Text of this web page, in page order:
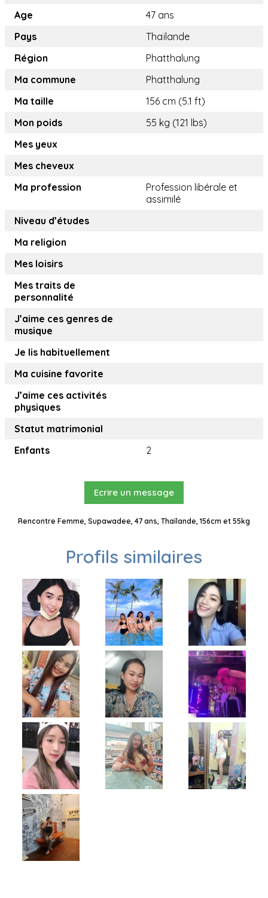
Age
47 ans
Pays
Thaïlande
Région
Phatthalung
Ma commune
Phatthalung
Ma taille
156 cm (5.1 ft)
Mon poids
55 kg (121 lbs)
Mes yeux
Mes cheveux
Ma profession
Profession libérale et
assimilé
Niveau d’études
Ma religion
Mes loisirs
Mes traits de
personnalité
J’aime ces genres de
musique
Je lis habituellement
Ma cuisine favorite
J’aime ces activités
physiques
Statut matrimonial
Enfants
2
Ecrire un message
Rencontre Femme, Supawadee, 47 ans, Thaïlande, 156cm et 55kg
Profils similaires